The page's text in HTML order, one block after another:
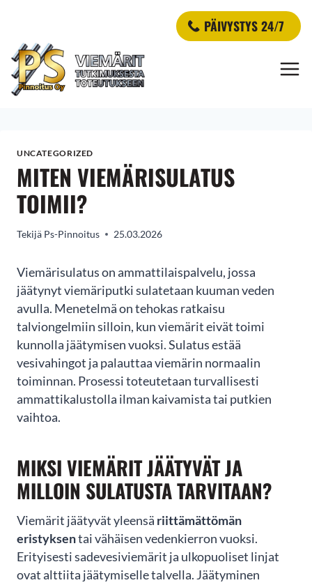
PÄIVYSTYS 24/7
UNCATEGORIZED
MITEN VIEMÄRISULATUS
TOIMII?
Tekijä Ps-Pinnoitus 25.03.2026
Viemärisulatus on ammattilaispalvelu, jossa
jäätynyt viemäriputki sulatetaan kuuman veden
avulla. Menetelmä on tehokas ratkaisu
talviongelmiin silloin, kun viemärit eivät toimi
kunnolla jäätymisen vuoksi. Sulatus estää
vesivahingot ja palauttaa viemärin normaalin
toiminnan. Prosessi toteutetaan turvallisesti
ammattikalustolla ilman kaivamista tai putkien
vaihtoa.
MIKSI VIEMÄRIT JÄÄTYVÄT JA
MILLOIN SULATUSTA TARVITAAN?
Viemärit jäätyvät yleensä riittämättömän
eristyksentai vähäisen vedenkierron vuoksi.
Erityisesti sadevesiviemärit ja ulkopuoliset linjat
ovat alttiita jäätymiselle talvella. Jäätyminen
Oletko viemäripalveluiden
tarpeessa?
Jätä yhteydenottopyyntö helposti tämän lomakkeen kautta
niin olemme sinuun yhteydessä mahdollisimman pian!